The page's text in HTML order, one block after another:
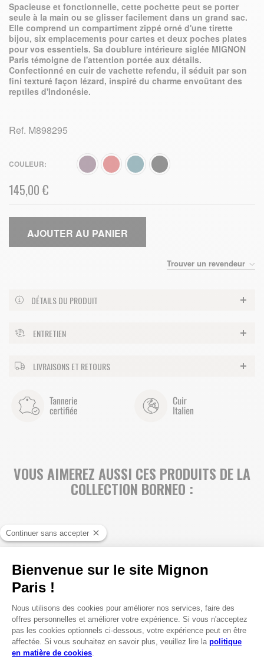
Spacieuse et fonctionnelle, cette pochette peut se porter
seule à la main ou se glisser facilement dans un grand sac.
Elle comprend un compartiment zippé orné d'une tirette
bijou, six emplacements pour cartes et deux poches plates
pour vos essentiels. Sa doublure intérieure siglée MIGNON
Paris témoigne de l'attention portée aux détails.
Confectionné en cuir de vachette refendu, il séduit par son
fini texturé façon lézard, inspiré du charme envoûtant des
reptiles d'Indonésie.
Ref. M898295
COULEUR
145,00 €
AJOUTER AU PANIER
Trouver un revendeur
DÉTAILS DU PRODUIT
ENTRETIEN
LIVRAISONS ET RETOURS
VOUS AIMEREZ AUSSI CES PRODUITS DE LA
COLLECTION BORNEO :